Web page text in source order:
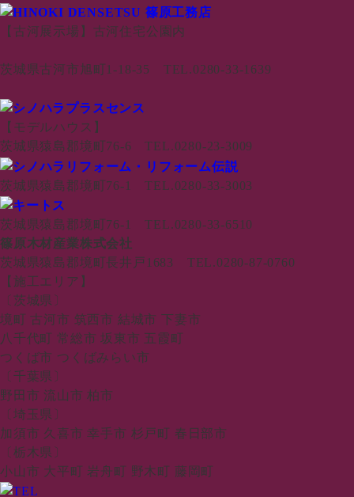
【古河展示場】古河住宅公園内
茨城県古河市旭町1-18-35 TEL.0280-33-1639
【モデルハウス】
茨城県猿島郡境町76-6 TEL.0280-23-3009
茨城県猿島郡境町76-1 TEL.0280-33-3003
茨城県猿島郡境町76-1 TEL.0280-33-6510
篠原木材産業株式会社
茨城県猿島郡境町長井戸1683 TEL.0280-87-0760
【施工エリア】
〔茨城県〕
境町 古河市 筑西市 結城市 下妻市
八千代町 常総市 坂東市 五霞町
つくば市 つくばみらい市
〔千葉県〕
野田市 流山市 柏市
〔埼玉県〕
加須市 久喜市 幸手市 杉戸町 春日部市
〔栃木県〕
小山市 大平町 岩舟町 野木町 藤岡町